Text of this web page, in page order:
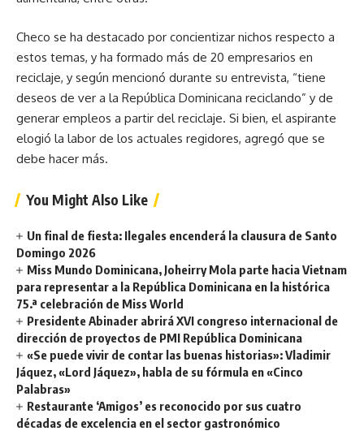
Checo se ha destacado por concientizar nichos respecto a
estos temas, y ha formado más de 20 empresarios en
reciclaje, y según mencionó durante su entrevista, “tiene
deseos de ver a la República Dominicana reciclando” y de
generar empleos a partir del reciclaje. Si bien, el aspirante
elogió la labor de los actuales regidores, agregó que se
debe hacer más.
You Might Also Like
Un final de fiesta: Ilegales encenderá la clausura de Santo
Domingo 2026
Miss Mundo Dominicana, Joheirry Mola parte hacia Vietnam
para representar a la República Dominicana en la histórica
75.ª celebración de Miss World
Presidente Abinader abrirá XVI congreso internacional de
dirección de proyectos de PMI República Dominicana
«Se puede vivir de contar las buenas historias»: Vladimir
Jáquez, «Lord Jáquez», habla de su fórmula en «Cinco
Palabras»
Restaurante ‘Amigos’ es reconocido por sus cuatro
décadas de excelencia en el sector gastronómico